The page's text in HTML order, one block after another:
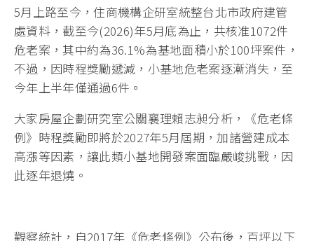
5月上路至今，住商機構企研室統整台北市政府建管
處資料，截至今(2026)年5月底為止，共核准1072件
危老案，其中約為36.1%為基地面積小於100坪案件，
不過，因時程獎勵遞減，小基地危老案逐漸消失，至
今年上半年僅通過6件。
大家房屋企劃研究室公關襄理賴志昶分析，《危老條
例》時程獎勵即將於2027年5月屆期，加諸營建成本
高漲等因素，讓此類小基地開發案面臨嚴峻挑戰，因
此逐年退燒。
觀察統計，自2017年《危老條例》公布後，百坪以下